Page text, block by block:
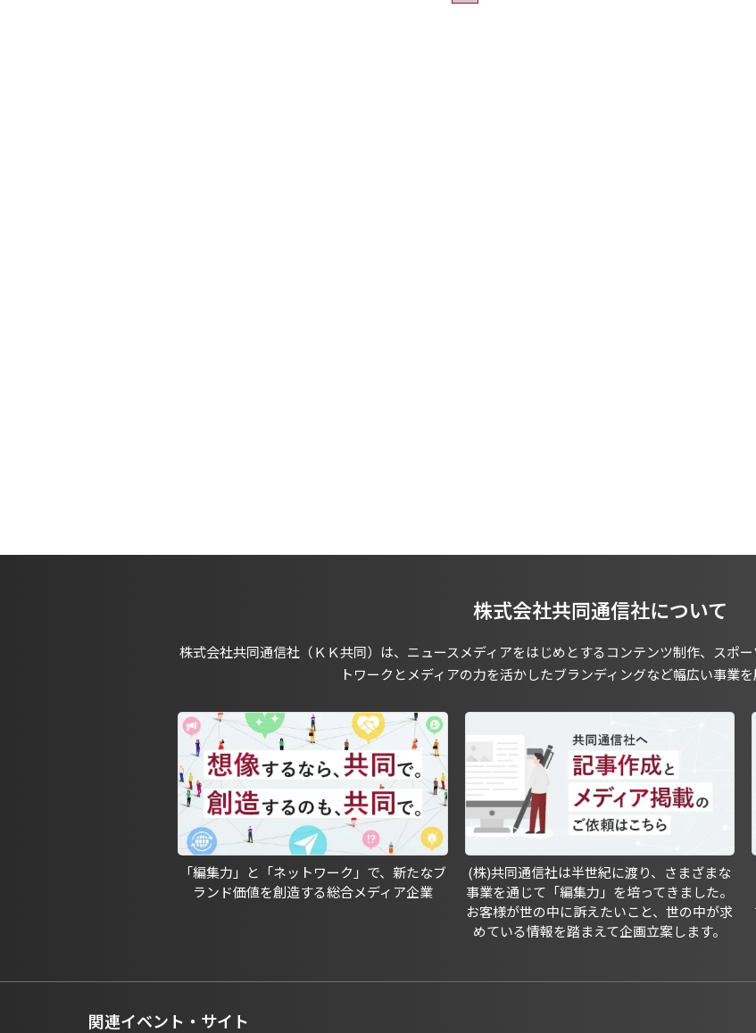
株式会社共同通信社について
株式会社共同通信社（ＫＫ共同）は、ニュースメディアをはじめとするコンテンツ制作、スポ
トワークとメディアの力を活かしたブランディングなど幅広い事業を
「編集力」と「ネットワーク」で、新たなブ
ランド価値を創造する総合メディア企業
(株)共同通信社は半世紀に渡り、さまざまな
事業を通じて「編集力」を培ってきました。
お客様が世の中に訴えたいこと、世の中が求
めている情報を踏まえて企画立案します。
関連イベント・サイト